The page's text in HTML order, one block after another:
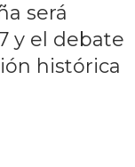
será
y el debate
histórica